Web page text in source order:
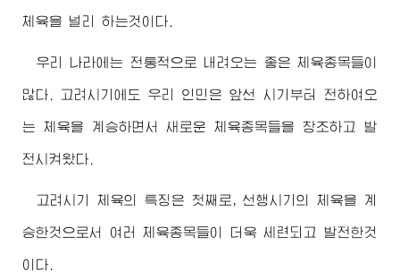
체육을 널리 하는것이다.
우리 나라에는 전통적으로 내려오는 좋은 체육종목들이
많다. 고려시기에도 우리 인민은 앞선 시기부터 전하여오
는 체육을 계승하면서 새로운 체육종목들을 창조하고 발
전시켜왔다.
고려시기 체육의 특징은 첫째로, 선행시기의 체육을 계
승한것으로서 여러 체육종목들이 더욱 세련되고 발전한것
이다.